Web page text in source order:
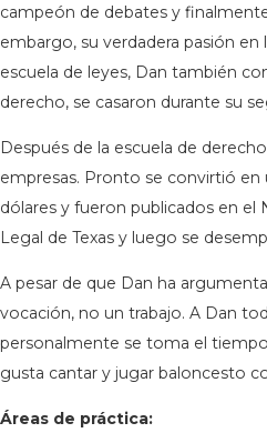
campeón de debates y
embargo, su verdadera pasión
escuela de leyes, Dan también
derecho, se casaron durante su
Después de la escuela de
empresas. Pronto se convirtió
dólares y fueron publicados en el
Legal de Texas y luego se
A pesar de que Dan ha
vocación, no un trabajo. A Dan
personalmente se toma el tiempo
gusta cantar y jugar baloncesto
Áreas de práctica: